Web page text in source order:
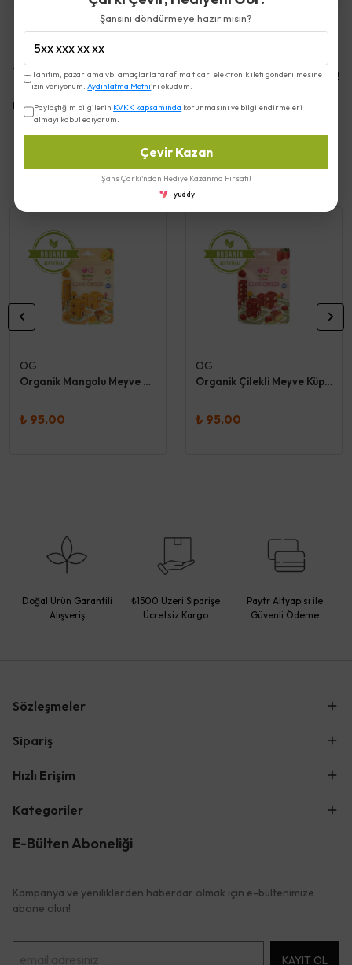
Yorumlar Yorum Yap
Bu ürün için henüz yorum yapılmamış.
Benzer Ürünler
OG
Organik Mangolu Meyve Küpleri 30 Gr - Og
₺ 95.00
OG
Organik Çilekli Meyve Küpleri 30 Gr - Og
₺ 95.00
Doğal Ürün Garantili
Alışveriş
₺1500 Üzeri Siparişe
Ücretsiz Kargo
Paytr Altyapısı ile
Güvenli Ödeme
Sözleşmeler
Sipariş
Hızlı Erişim
Kategoriler
E-Bülten Aboneliği
Kampanya ve yeniliklerden haberdar olmak için e-bültenimize
abone olun!
KAYIT OL
Şansını döndürmeye hazır mısın?
Tanıtım, pazarlama vb. amaçlarla tarafıma ticari elektronik ileti gönderilmesine
izin veriyorum.Aydınlatma Metni'ni okudum.
Paylaştığım bilgilerin KVKK kapsamında korunmasını ve bilgilendirmeleri
almayı kabul ediyorum.
Çevir Kazan
Şans Çarkı'ndan Hediye Kazanma Fırsatı!
yuddy